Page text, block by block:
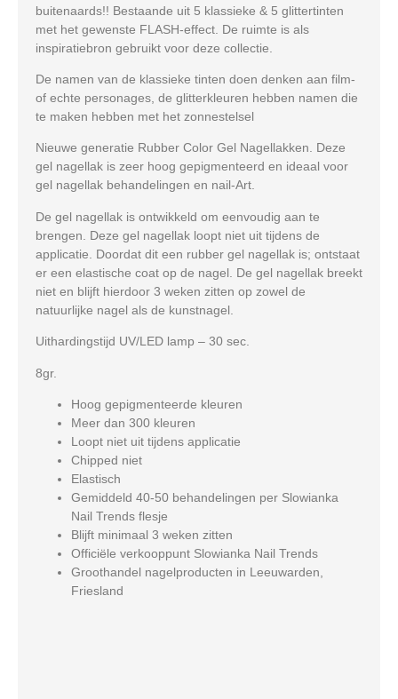
buitenaards!! Bestaande uit 5 klassieke & 5 glittertinten
met het gewenste FLASH-effect. De ruimte is als
inspiratiebron gebruikt voor deze collectie.
De namen van de klassieke tinten doen denken aan film-
of echte personages, de glitterkleuren hebben namen die
te maken hebben met het zonnestelsel
Nieuwe generatie Rubber Color Gel Nagellakken. Deze
gel nagellak is zeer hoog gepigmenteerd en ideaal voor
gel nagellak behandelingen en nail-Art.
De gel nagellak is ontwikkeld om eenvoudig aan te
brengen. Deze gel nagellak loopt niet uit tijdens de
applicatie. Doordat dit een rubber gel nagellak is; ontstaat
er een elastische coat op de nagel. De gel nagellak breekt
niet en blijft hierdoor 3 weken zitten op zowel de
natuurlijke nagel als de kunstnagel.
Uithardingstijd UV/LED lamp – 30 sec.
8gr.
Hoog gepigmenteerde kleuren
Meer dan 300 kleuren
Loopt niet uit tijdens applicatie
Chipped niet
Elastisch
Gemiddeld 40-50 behandelingen per Slowianka
Nail Trends flesje
Blijft minimaal 3 weken zitten
Officiële verkooppunt Slowianka Nail Trends
Groothandel nagelproducten in Leeuwarden,
Friesland